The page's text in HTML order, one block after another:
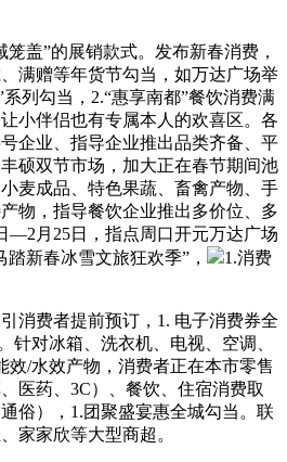
盖”的展销款式。发布新春消费，
满赠等年货节勾当，如万达广场举
列勾当，2.“惠享南都”餐饮消费满
小伴侣也有专属本人的欢喜区。各
企业、指导企业推出品类齐备、平
硕双节市场，加大正在春节期间池
麦成品、特色果蔬、畜禽产物、手
物，指导餐饮企业推出多价位、多
—2月25日，指点周口开元万达广场
新春冰雪文旅狂欢季”，
1.消费
费者提前预订，1. 电子消费券全
针对冰箱、洗衣机、电视、空调、
效/水效产物，消费者正在本市零售
医药、3C）、餐饮、住宿消费取
俗），1.团聚盛宴惠全城勾当。联
家家欣等大型商超。